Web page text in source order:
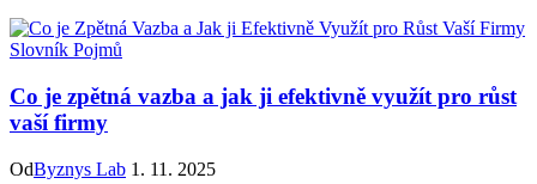
Slovník Pojmů
Co je zpětná vazba a jak ji efektivně využít pro růst
vaší firmy
OdByznys Lab 1. 11. 2025